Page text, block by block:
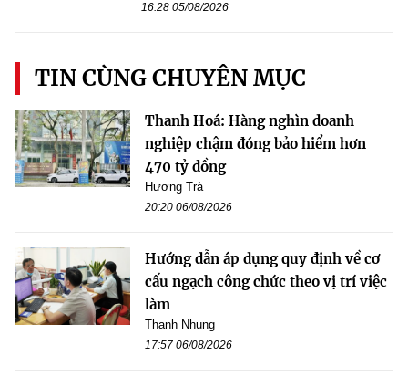
16:28 05/08/2026
TIN CÙNG CHUYÊN MỤC
Thanh Hoá: Hàng nghìn doanh
nghiệp chậm đóng bảo hiểm hơn
470 tỷ đồng
Hương Trà
20:20 06/08/2026
Hướng dẫn áp dụng quy định về cơ
cấu ngạch công chức theo vị trí việc
làm
Thanh Nhung
17:57 06/08/2026